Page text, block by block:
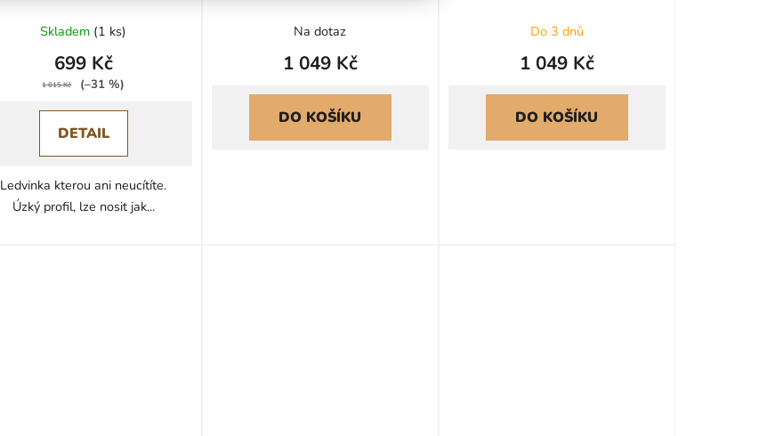
Skladem (1 ks)
699 Kč
1 015 Kč (–31 %)
DETAIL
Ledvinka kterou ani neucítíte.
Úzký profil, lze nosit jak...
Na dotaz
1 049 Kč
DO KOŠÍKU
Do 3 dnů
1 049 Kč
DO KOŠÍKU